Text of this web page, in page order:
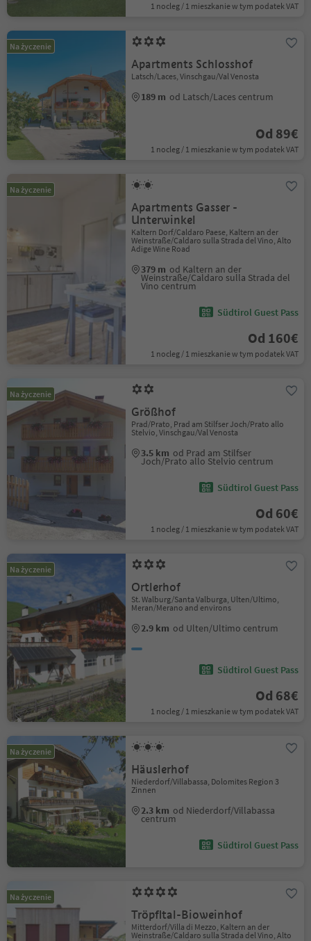
1 nocleg / 1 mieszkanie w tym podatek VAT
Na życzenie
Apartments Schlosshof
Latsch/Laces, Vinschgau/Val Venosta
189 m od Latsch/Laces centrum
Od 89€
1 nocleg / 1 mieszkanie w tym podatek VAT
Na życzenie
Apartments Gasser -
Unterwinkel
Kaltern Dorf/Caldaro Paese, Kaltern an der
Weinstraße/Caldaro sulla Strada del Vino, Alto
Adige Wine Road
379 m od Kaltern an der
Weinstraße/Caldaro sulla Strada del
Vino centrum
Südtirol Guest Pass
Od 160€
1 nocleg / 1 mieszkanie w tym podatek VAT
Na życzenie
Größhof
Prad/Prato, Prad am Stilfser Joch/Prato allo
Stelvio, Vinschgau/Val Venosta
3.5 km od Prad am Stilfser
Joch/Prato allo Stelvio centrum
Südtirol Guest Pass
Od 60€
1 nocleg / 1 mieszkanie w tym podatek VAT
Na życzenie
Ortlerhof
St. Walburg/Santa Valburga, Ulten/Ultimo,
Meran/Merano and environs
2.9 km od Ulten/Ultimo centrum
Südtirol Guest Pass
Od 68€
1 nocleg / 1 mieszkanie w tym podatek VAT
Na życzenie
Häuslerhof
Niederdorf/Villabassa, Dolomites Region 3
Zinnen
2.3 km od Niederdorf/Villabassa
centrum
Südtirol Guest Pass
Na życzenie
Tröpfltal-Bioweinhof
Mitterdorf/Villa di Mezzo, Kaltern an der
Weinstraße/Caldaro sulla Strada del Vino, Alto